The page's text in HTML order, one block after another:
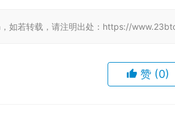
，如若转载，请注明出处：https://
赞 (0)